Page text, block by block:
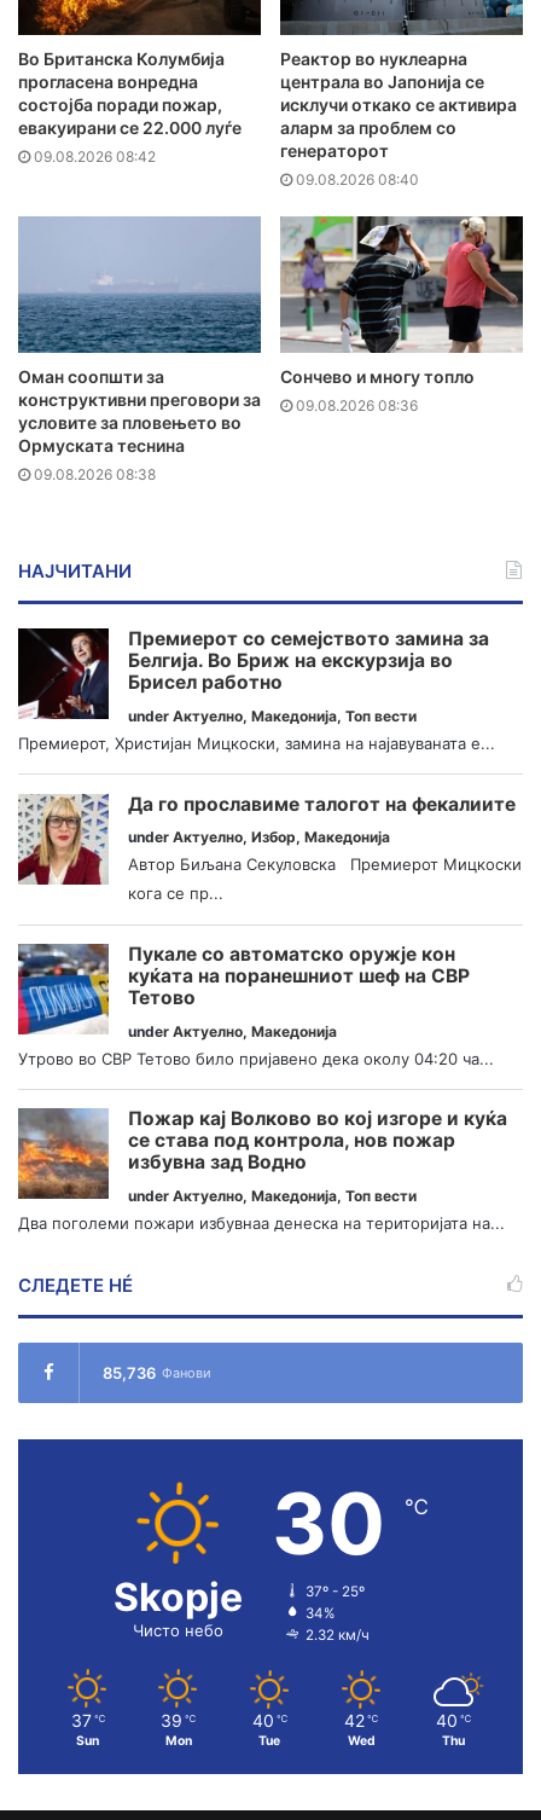
Во Британска Колумбија
прогласена вонредна
состојба поради пожар,
евакуирани се 22.000 луѓе
09.08.2026 08:42
Реактор во нуклеарна
централа во Јапонија се
исклучи откако се активира
аларм за проблем со
генераторот
09.08.2026 08:40
Оман соопшти за
конструктивни преговори за
условите за пловењето во
Ормуската теснина
09.08.2026 08:38
Сончево и многу топло
09.08.2026 08:36
НАЈЧИТАНИ
Премиерот со семејството замина за
Белгија. Во Бриж на екскурзија во
Брисел работно
under Актуелно, Македонија, Топ вести
Премиерот, Христијан Мицкоски, замина на најавуваната е...
Да го прославиме талогот на фекалиите
under Актуелно, Избор, Македонија
Автор Биљана Секуловска Премиерот Мицкоски
кога се пр...
Пукале со автоматско оружје кон
куќата на поранешниот шеф на СВР
Тетово
under Актуелно, Македонија
Утрово во СВР Тетово било пријавено дека околу 04:20 ча...
Пожар кај Волково во кој изгоре и куќа
се става под контрола, нов пожар
избувна зад Водно
under Актуелно, Македонија, Топ вести
Два поголеми пожари избувнаа денеска на територијата на...
СЛЕДЕТЕ НÉ
85,736 Фанови
Skopje
Чисто небо
30 ℃
37º - 25º
34%
2.32 км/ч
37 ℃
Sun
39 ℃
Mon
40 ℃
Tue
42 ℃
Wed
40 ℃
Thu